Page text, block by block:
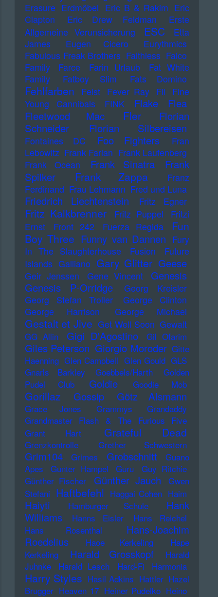
Erasure Erdmöbel Eric B & Rakim Eric
Clapton
Eric Drew Feldman
Erste
Allgemeine Verunsicherung
ESC
Etta
James
Eugen Cicero
Eurythmics
Fabulous Freak Brothers Faithless Falco
Family
Farce Farin Urlaub
Fat White
Family
Fatboy Slim Fats Domino
Fehlfarben Feist Fever Ray Fil
Fine
Young Cannibals
FINK Flake
Flea
Fleetwood Mac
Fler
Florian
Schneider
Florian Silbereisen
Fontaines DC Foo Fighters
Fran
Lebowitz Frank Farian Frank Laufenberg
Frank Ocean
Frank Sinatra
Frank
Spilker
Frank Zappa
Franz
Ferdinand Frau Lehmann Fred und Luna
Friedrich Liechtenstein Fritz Egner
Fritz Kalkbrenner Fritz Puppel
Fritzi
Ernst
Front 242 Fuerza Regida
Fun
Boy Three Funny van Dannen Fury
In The Slaughterhouse
Fusion
Future
Islands Galliano Gary Glitter Geese
Geir Jenssen Gene Vincent
Genesis
Genesis P-Orridge
Georg Kreisler
Georg Stefan Troller
George Clinton
George Harrison
George Michael
Gestalt et Jive Get Well Soon Gewalt
GG Allin
Gigi D'Agostino Gil Ofarim
Giles Peterson Giorgio Moroder Gitte
Haenning Glen Campbell Glen Gould GLS
Gnarls Barkley
Goebbels/Harth
Golden
Pudel Club
Goldie Goodie Mob
Gorillaz Gossip Götz Alsmann
Grace Jones Grammys
Grandaddy
Grandmaster Flash & The Furious Five
Grant Hart
Grateful Dead
Grenzkontrolle Grether Schwestern
Grim104 Grimes Grobschnitt
Guano
Apes
Gunter Hampel Guru
Guy Ritchie
Günther Fischer
Günther Jauch
Gwen
Stefani Haftbefehl Haggai Cohen Haim
Haiyti Hamburger Schule
Hank
Williams
Hanns Eisler
Hans Reichel
Hans Rosenthal
Hans-Joachim
Roedelius
Haoe Kerkeling
Hape
Kerkeling
Harald Grosskopf
Harald
Juhnke
Harald Lesch Hard-Fi Harmonia
Harry Styles Hasil Adkins Hattler Hazel
Brugger Heaven 17 Heiner Pudelko Heino